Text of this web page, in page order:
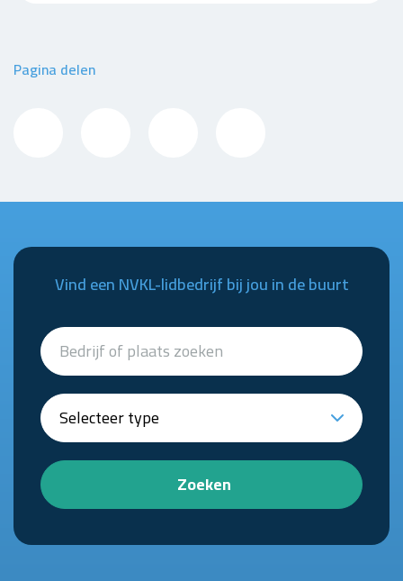
Pagina delen
Vind een NVKL-lidbedrijf bij jou in de buurt
Zoeken